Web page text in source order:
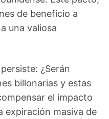
de beneficio a
una valiosa
¿Serán
billonarias y estas
el impacto
expiración masiva de